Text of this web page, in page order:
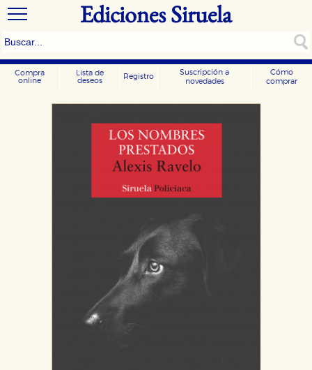
Ediciones Siruela
Compra
online
Lista de
deseos
Registro
Suscripción a
novedades
Cómo
comprar